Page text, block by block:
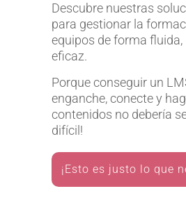
Descubre nuestras
para gestionar la
equipos de forma
eficaz.
Porque conseguir un
enganche, conecte y
contenidos no debería
difícil!
¡Esto es justo lo que